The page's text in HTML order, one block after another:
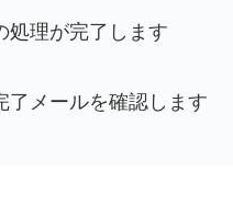
処理が完了します
了メールを確認します